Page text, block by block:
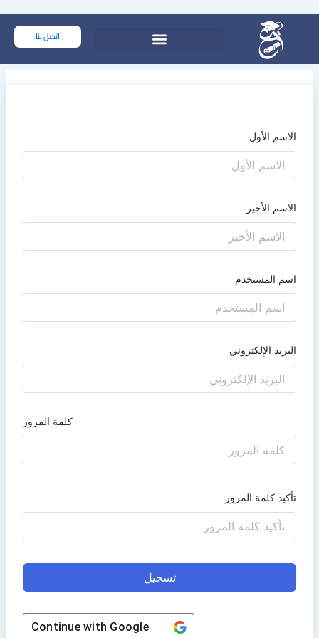
المحتوى
اتصل بنا
الاسم الأول
الاسم الأخير
اسم المستخدم
البريد الإلكتروني
كلمة المرور
تأكيد كلمة المرور
تسجيل
Continue with Google